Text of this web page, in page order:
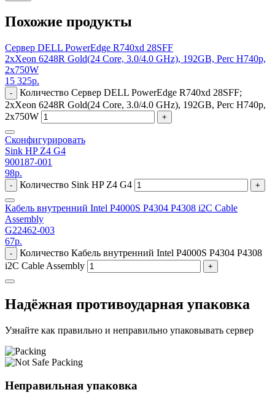
Похожие продукты
Сервер DELL PowerEdge R740xd 28SFF
2xXeon 6248R Gold(24 Core, 3.0/4.0 GHz), 192GB, Perc H740p,
2x750W
15 325р.
-
Количество Сервер DELL PowerEdge R740xd 28SFF;
2xXeon 6248R Gold(24 Core, 3.0/4.0 GHz), 192GB, Perc H740p,
2x750W
+
Сконфигурировать
Sink HP Z4 G4
900187-001
98р.
- Количество Sink HP Z4 G4 +
Кабель внутренний Intel P4000S P4304 P4308 i2C Cable
Assembly
G22462-003
67р.
-
Количество Кабель внутренний Intel P4000S P4304 P4308
i2C Cable Assembly
+
Надёжная противоударная упаковка
Узнайте как правильно и неправильно упаковывать сервер
Неправильная упаковка